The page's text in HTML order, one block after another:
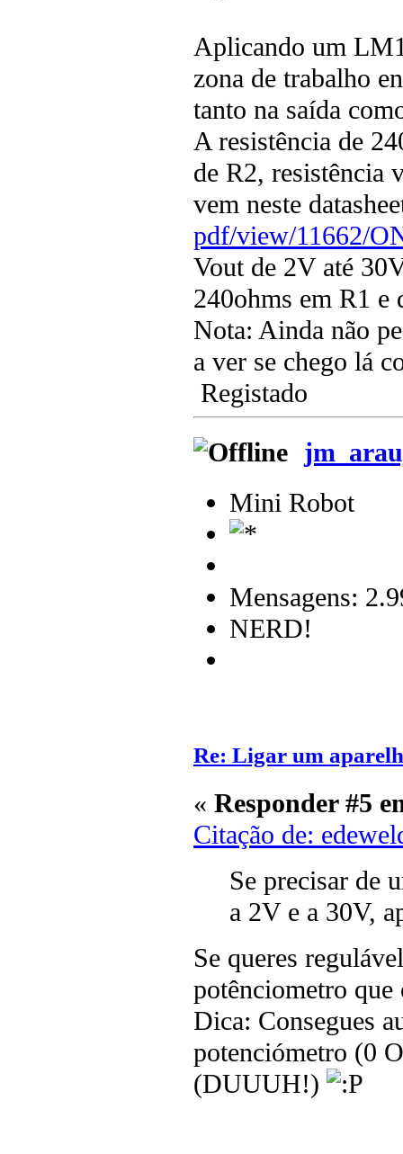
Aplicando um
zona de trabalho
tanto na saída
A resistência de
de R2, resistência
vem neste
pdf/view/11662/
Vout de 2V até
240ohms em R1 e
Nota: Ainda não
a ver se chego lá
Registado
Mini Robot
Mensagens:
NERD!
Re: Ligar um
« Responder #5
Citação de:
Se precisar de
a 2V e a 30V,
Se queres
potênciometro que
Dica: Consegues
potenciómetro (0
(DUUUH!)